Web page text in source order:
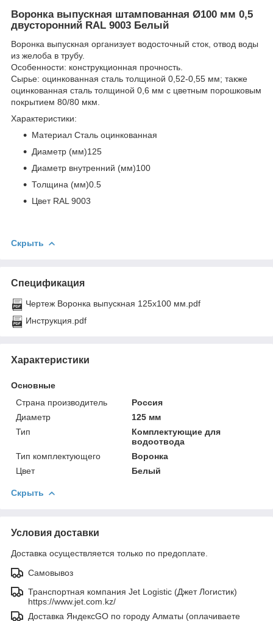
Воронка выпускная штампованная Ø100 мм 0,5
двусторонний RAL 9003 Белый
Воронка выпускная организует водосточный сток, отвод воды
из желоба в трубу.
Особенности: конструкционная прочность.
Сырье: оцинкованная сталь толщиной 0,52-0,55 мм; также
оцинкованная сталь толщиной 0,6 мм с цветным порошковым
покрытием 80/80 мкм.
Характеристики:
Материал Сталь оцинкованная
Диаметр (мм)125
Диаметр внутренний (мм)100
Толщина (мм)0.5
Цвет RAL 9003
Скрыть
Спецификация
Чертеж Воронка выпускная 125х100 мм.pdf
Инструкция.pdf
Характеристики
Основные
Страна производитель
Россия
Диаметр
125 мм
Тип
Комплектующие для
водоотвода
Тип комплектующего
Воронка
Цвет
Белый
Скрыть
Условия доставки
Доставка осуществляется только по предоплате.
Самовывоз
Транспортная компания Jet Logistic (Джет Логистик)
https://www.jet.com.kz/
Доставка ЯндексGO по городу Алматы (оплачиваете